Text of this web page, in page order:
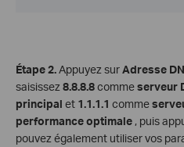
Étape 2.Appuyez surAdresse
saisissez 8.8.8.8commeserveur
principal et 1.1.1.1 comme
performance optimale , puis
pouvez également utiliser vos